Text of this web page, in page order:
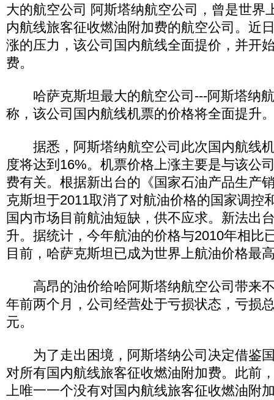
大的航空公司 阿斯塔纳航空公司，曾是世界
内航线旅客征收燃油附加费的航空公司。近
涨的压力，该公司国内航线全面提价，并开
费。
哈萨克斯坦最大的航空公司---阿斯塔纳航
称，该公司国内航线机票的价格将全面提
据悉，阿斯塔纳航空公司此次国内航线
度将达到16%。机票价格上涨主要是与该公
费有关。根据新出台的《国家石油产品生产
克斯坦于2011取消了对航油价格的国家调控
国内市场目前航油短缺，供不应求。新法出
升。据统计，今年航油的价格与2010年相比
目前，哈萨克斯坦已成为世界上航油价格
高昂的油价给哈阿斯塔纳航空公司带来
年前两个月，公司经营处于亏损状态，亏损
元。
为了走出困境，阿斯塔纳公司决定借鉴
对所有国内航线旅客征收燃油附加费。此前
上唯一一个没有对国内航线旅客征收燃油附